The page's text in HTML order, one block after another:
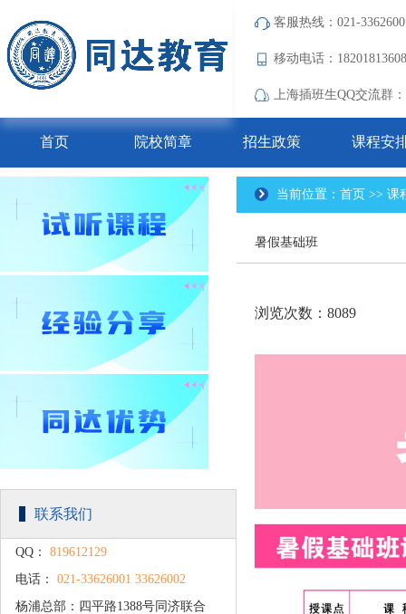
客服热线：021-
移动电话：
上海插班生QQ交流群：
首页 院校简章 招生政策 课程安
联系我们
QQ： 819612129
电话： 021-33626001 33626002
杨浦总部：四平路1388号同济联合
当前位置：首页 >> 课
暑假基础班
浏览次数：8089